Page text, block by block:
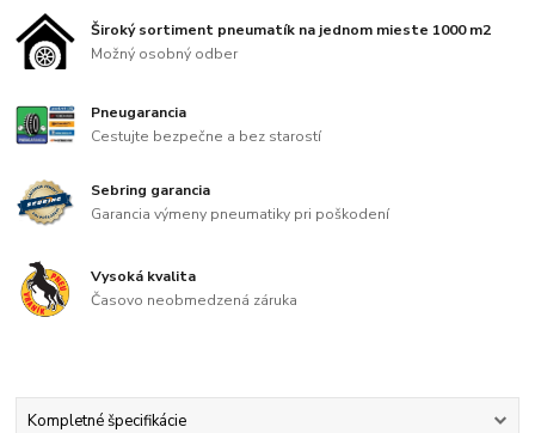
Široký sortiment pneumatík na jednom mieste 1000 m2
Možný osobný odber
Pneugarancia
Cestujte bezpečne a bez starostí
Sebring garancia
Garancia výmeny pneumatiky pri poškodení
Vysoká kvalita
Časovo neobmedzená záruka
Kompletné špecifikácie